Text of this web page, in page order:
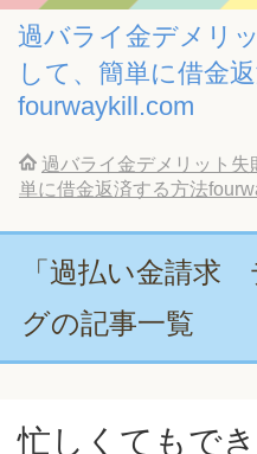
過バライ金デメリ
して、簡単に借金
fourwaykill.com
過バライ金デメリット
単に借金返済する方法
「過払い金請求
グの記事一覧
忙しくてもで